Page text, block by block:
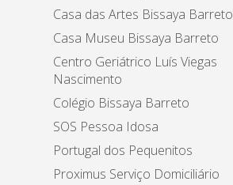
Casa das Artes Bissaya Barreto
Casa Museu Bissaya Barreto
Centro Geriátrico Luís Viegas
Nascimento
Colégio Bissaya Barreto
SOS Pessoa Idosa
Portugal dos Pequenitos
Proximus Serviço Domiciliário